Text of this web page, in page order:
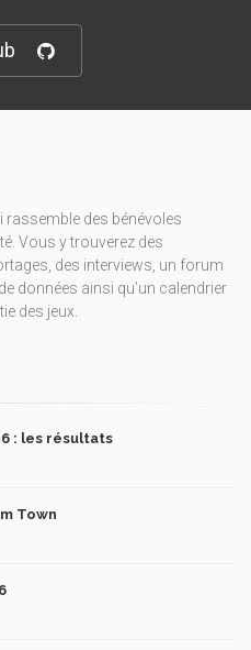
des bénévoles
Vous y trouverez des
des interviews, un forum
données ainsi qu’un calendrier
des jeux.
: les résultats
Town